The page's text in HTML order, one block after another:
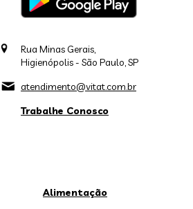
Rua Minas Gerais,
Higienópolis - São Paulo, SP
atendimento@vitat.com.br
Trabalhe Conosco
Alimentação